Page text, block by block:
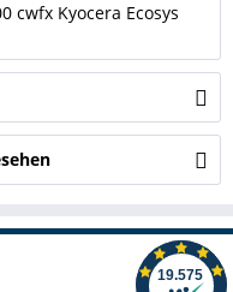
cwfx Kyocera Ecosys